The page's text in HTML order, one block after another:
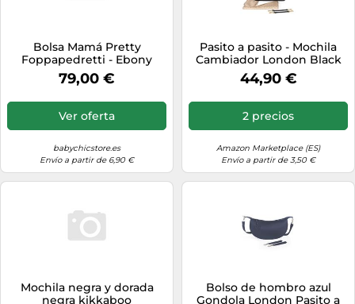
Bolsa Mamá Pretty
Foppapedretti - Ebony
Foppapedretti
79,00 €
Ver oferta
babychicstore.es
Envío a partir de 6,90 €
Pasito a pasito - Mochila
Cambiador London Black
44,90 €
2 precios
Amazon Marketplace (ES)
Envío a partir de 3,50 €
Mochila negra y dorada
negra kikkaboo
Bolso de hombro azul
Gondola London Pasito a